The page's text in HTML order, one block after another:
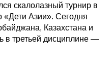
скалолазный турнир в
Азии». Сегодня
Казахстана и
в третьей дисциплине —